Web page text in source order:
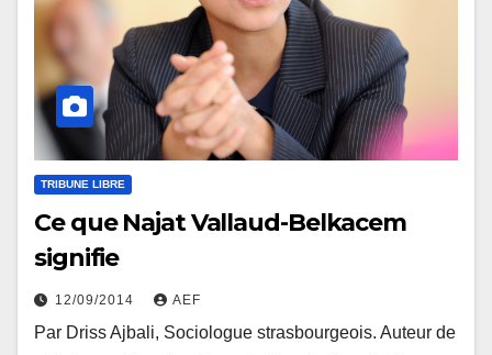
TRIBUNE LIBRE
Ce que Najat Vallaud-Belkacem
signifie
12/09/2014 AEF
Par Driss Ajbali, Sociologue strasbourgeois. Auteur de